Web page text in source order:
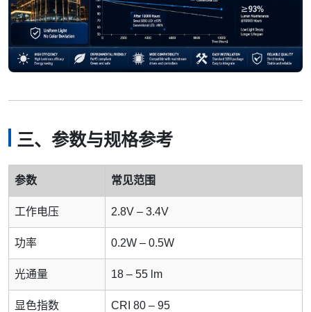
三、参数与规格参考
参数 常见范围
工作电压 2.8V – 3.4V
功率 0.2W – 0.5W
光通量 18 – 55 lm
显色指数 CRI 80 – 95